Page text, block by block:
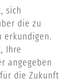
sich
die zu
erkundigen.
Ihre
angegeben
die Zukunft